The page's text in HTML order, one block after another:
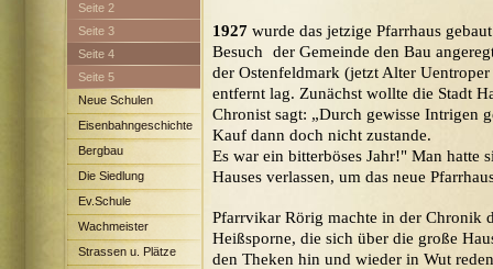
Seite 2
Seite 3
Seite 4
Seite 5
Neue Schulen
Eisenbahngeschichte
Bergbau
Die Siedlung
Maximilian
Ev.Schule
Wachmeister
Strassen u. Plätze
1927 wurde das jetzige Pfarrhaus
Besuch der Gemeinde den Bau
der Ostenfeldmark (jetzt Alter
entfernt lag. Zunächst wollte die Stadt
Chronist sagt: „Durch gewisse Intrigen
Kauf dann doch nicht zustande.
Es war ein bitterböses Jahr!" Man hatte
Hauses verlassen, um das neue
Pfarrvikar Rörig machte in der Chronik
Heißsporne, die sich über die große
den Theken hin und wieder in Wut